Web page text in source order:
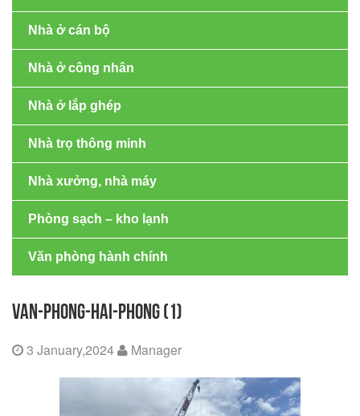
Nhà ở cán bộ
Nhà ở công nhân
Nhà ở lắp ghép
Nhà trọ thông minh
Nhà xưởng, nhà máy
Phòng sạch – kho lạnh
Văn phòng hành chính
VAN-PHONG-HAI-PHONG (1)
3 January,2024 Manager